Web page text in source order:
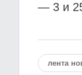
— 3 и
лента